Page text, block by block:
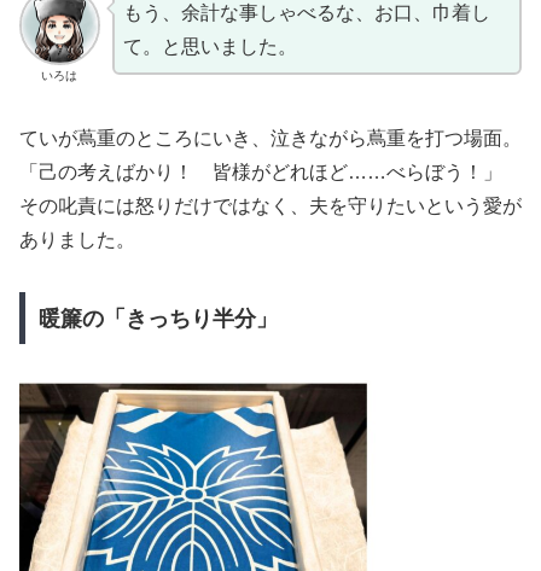
いろは
もう、余計な事しゃべるな、お口、巾着し
て。と思いました。
ていが蔦重のところにいき、泣きながら蔦重を打つ場面。
「己の考えばかり！ 皆様がどれほど……べらぼう！」
その叱責には怒りだけではなく、夫を守りたいという愛が
ありました。
暖簾の「きっちり半分」